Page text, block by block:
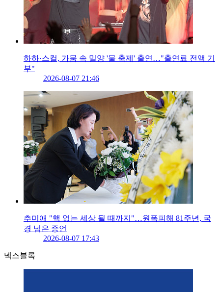
하하·스컬, 가뭄 속 밀양 '물 축제' 출연…"출연료 전액 기
부"
2026-08-07 21:46
추미애 "핵 없는 세상 될 때까지"…원폭피해 81주년, 국
경 넘은 증언
2026-08-07 17:43
넥스블록